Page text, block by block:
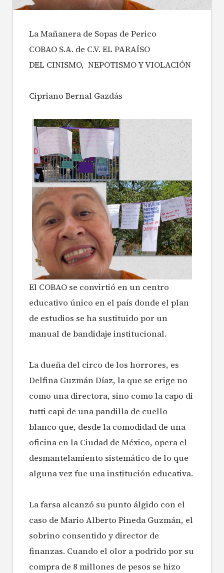
La Mañanera de Sopas de Perico
COBAO S.A. de C.V. EL PARAÍSO
DEL CINISMO, NEPOTISMO Y VIOLACIÓN
Cipriano Bernal Gazdás
El COBAO se convirtió en un centro
educativo único en el país donde el plan
de estudios se ha sustituido por un
manual de bandidaje institucional.
La dueña del circo de los horrores, es
Delfina Guzmán Díaz, la que se erige no
como una directora, sino como la capo di
tutti capi de una pandilla de cuello
blanco que, desde la comodidad de una
oficina en la Ciudad de México, opera el
desmantelamiento sistemático de lo que
alguna vez fue una institución educativa.
La farsa alcanzó su punto álgido con el
caso de Mario Alberto Pineda Guzmán, el
sobrino consentido y director de
finanzas. Cuando el olor a podrido por su
compra de 8 millones de pesos se hizo